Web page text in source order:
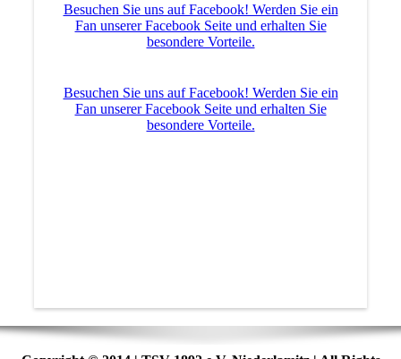
Besuchen Sie uns auf Facebook! Werden Sie ein
Fan unserer Facebook Seite und erhalten Sie
besondere Vorteile.
Besuchen Sie uns auf Facebook! Werden Sie ein
Fan unserer Facebook Seite und erhalten Sie
besondere Vorteile.